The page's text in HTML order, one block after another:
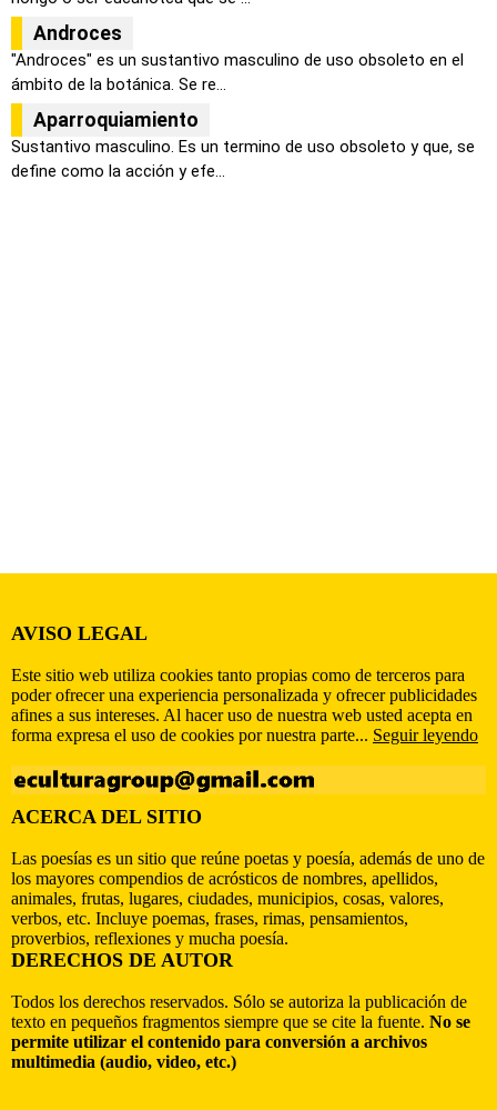
Androces
"Androces" es un sustantivo masculino de uso obsoleto en el
ámbito de la botánica. Se re...
Aparroquiamiento
Sustantivo masculino. Es un termino de uso obsoleto y que, se
define como la acción y efe...
AVISO LEGAL
Este sitio web utiliza cookies tanto propias como de terceros para
poder ofrecer una experiencia personalizada y ofrecer publicidades
afines a sus intereses. Al hacer uso de nuestra web usted acepta en
forma expresa el uso de cookies por nuestra parte... Seguir leyendo
ACERCA DEL SITIO
Las poesías es un sitio que reúne poetas y poesía, además de uno de
los mayores compendios de acrósticos de nombres, apellidos,
animales, frutas, lugares, ciudades, municipios, cosas, valores,
verbos, etc. Incluye poemas, frases, rimas, pensamientos,
proverbios, reflexiones y mucha poesía.
DERECHOS DE AUTOR
Todos los derechos reservados. Sólo se autoriza la publicación de
texto en pequeños fragmentos siempre que se cite la fuente. No se
permite utilizar el contenido para conversión a archivos
multimedia (audio, video, etc.)